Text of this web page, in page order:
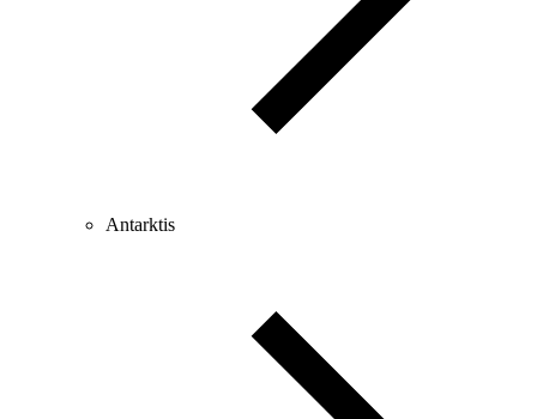
Antarktis